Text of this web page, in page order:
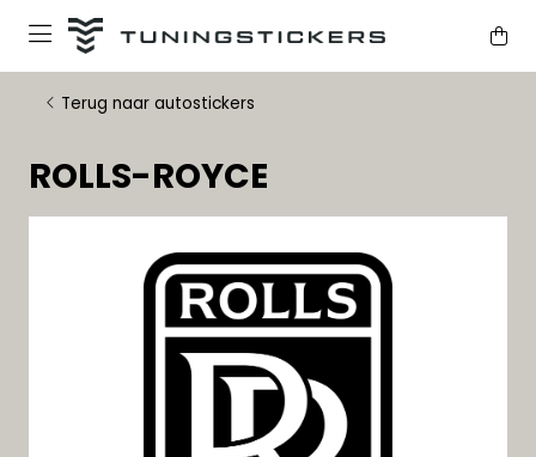
Terug naar autostickers
ROLLS-ROYCE